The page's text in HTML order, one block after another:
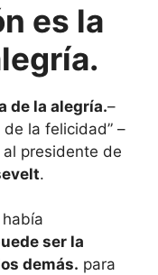
es la
de la alegría.–
la felicidad” –
presidente de
.
ser la
demás. para